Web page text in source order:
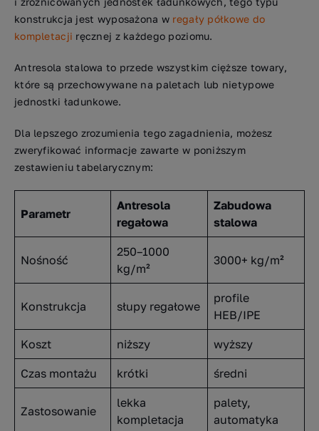
konstrukcja jest wyposażona w regały półkowe do
kompletacji ręcznej z każdego poziomu.
Antresola stalowa to przede wszystkim cięższe towary,
które są przechowywane na paletach lub nietypowe
jednostki ładunkowe.
Dla lepszego zrozumienia tego zagadnienia, możesz
zweryfikować informacje zawarte w poniższym
zestawieniu tabelarycznym:
Parametr
Antresola
regałowa
Zabudowa
stalowa
Nośność
250–1000
kg/m²
3000+ kg/m²
Konstrukcja słupy regałowe
profile
HEB/IPE
Koszt niższy wyższy
Czas montażu krótki średni
Zastosowanie
lekka
kompletacja
palety,
automatyka